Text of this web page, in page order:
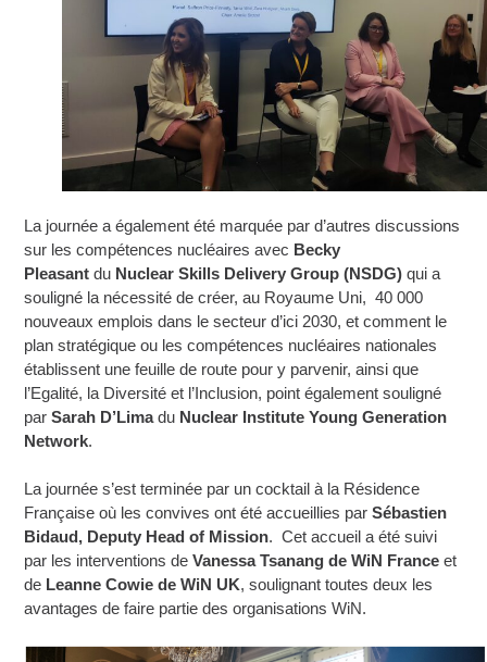
La journée a également été marquée par d’autres discussions
sur les compétences nucléaires avec Becky
Pleasant du Nuclear Skills Delivery Group (NSDG) qui a
souligné la nécessité de créer, au Royaume Uni, 40 000
nouveaux emplois dans le secteur d’ici 2030, et comment le
plan stratégique ou les compétences nucléaires nationales
établissent une feuille de route pour y parvenir, ainsi que
l’Egalité, la Diversité et l’Inclusion, point également souligné
parSarah D’Limadu Nuclear Institute Young Generation
Network.
La journée s’est terminée par un cocktail à la Résidence
Française où les convives ont été accueillies parSébastien
Bidaud, Deputy Head of Mission. Cet accueil a été suivi
par les interventions deVanessa Tsanang de WiN France et
de Leanne Cowie de WiN UK, soulignant toutes deux les
avantages de faire partie des organisations WiN.